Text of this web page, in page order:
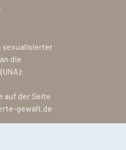
sexualisierter
die
auf der Seite
gewalt.de